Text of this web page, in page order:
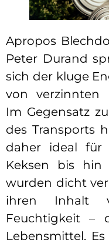
Apropos
Peter Durand
sich der kluge
von verzinnten
Im Gegensatz
des Transports
daher ideal für
Keksen bis hin
wurden dicht
ihren Inhalt
Feuchtigkeit –
Lebensmittel.